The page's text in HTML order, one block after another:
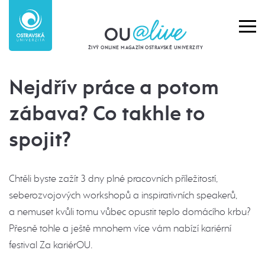
ŽIVÝ ONLINE MAGAZÍN OSTRAVSKÉ UNIVERZITY
Nejdřív práce a potom
zábava? Co takhle to
spojit?
Chtěli byste zažít 3 dny plné pracovních příležitostí,
seberozvojových workshopů a inspirativních speakerů,
a nemuset kvůli tomu vůbec opustit teplo domácího krbu?
Přesně tohle a ještě mnohem více vám nabízí kariérní
festival Za kariérOU.